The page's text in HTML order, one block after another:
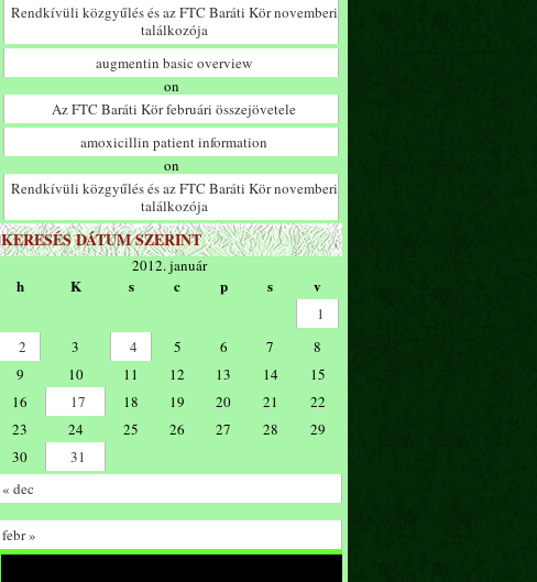
Rendkívüli közgyűlés és az FTC Baráti Kör novemberi
találkozója
augmentin basic overview
on
Az FTC Baráti Kör februári összejövetele
amoxicillin patient information
on
Rendkívüli közgyűlés és az FTC Baráti Kör novemberi
találkozója
KERESÉS DÁTUM SZERINT
2012. január
h K s c p s v
1
2
3 4 5 6 7
8
9
10 11 12 13 14
15
16
17 18 19 20 21
22
23
24 25 26 27 28
29
30
31
« dec
febr »